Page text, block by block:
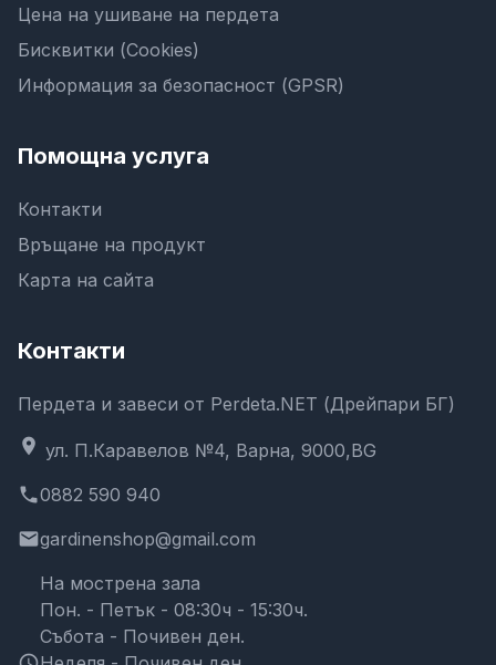
Цена на ушиване на пердета
Бисквитки (Cookies)
Информация за безопасност (GPSR)
Помощна услуга
Контакти
Връщане на продукт
Карта на сайта
Контакти
Пердета и завеси от Perdeta.NET (Дрейпари БГ)
location_on ул. П.Каравелов №4, Варна, 9000,BG
phone0882 590 940
emailgardinenshop@gmail.com
На мострена зала
Пон. - Петък - 08:30ч - 15:30ч.
Събота - Почивен ден.